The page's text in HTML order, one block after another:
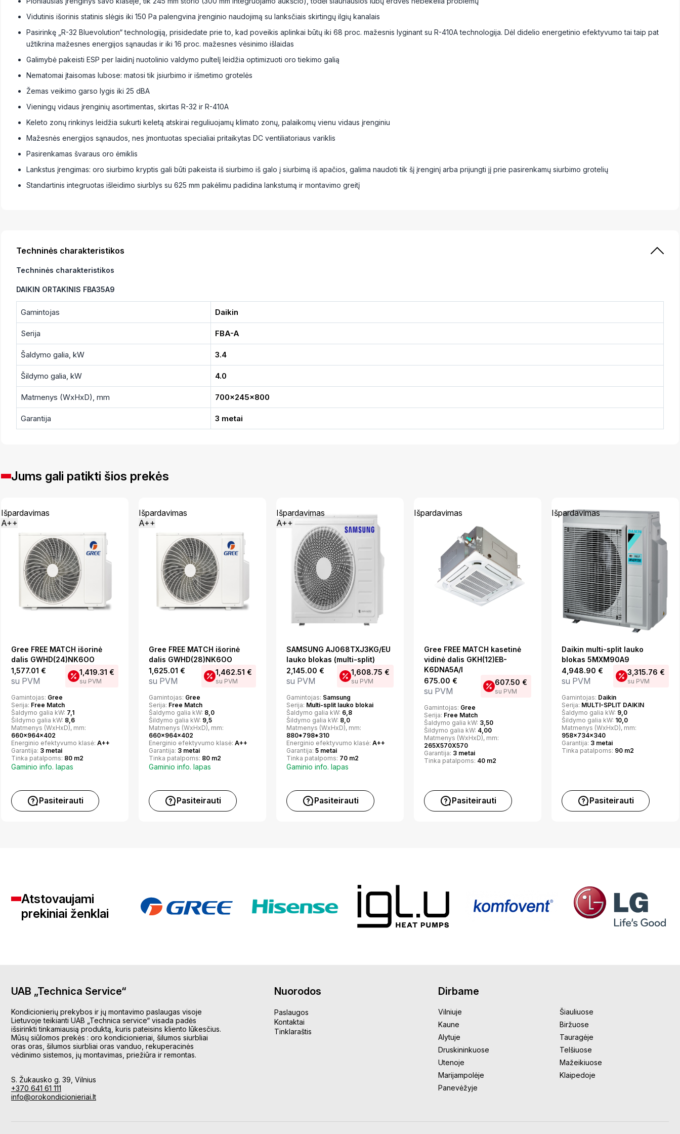
Vidutinis išorinis statinis slėgis iki 150 Pa palengvina įrenginio naudojimą su lanksčiais skirtingų ilgių kanalais
Pasirinkę „R-32 Bluevolution“ technologiją, prisidedate prie to, kad poveikis aplinkai būtų iki 68 proc. mažesnis lyginant su R-410A technologija. Dėl didelio energetinio efektyvumo tai taip pat
užtikrina mažesnes energijos sąnaudas ir iki 16 proc. mažesnes vėsinimo išlaidas
Galimybė pakeisti ESP per laidinį nuotolinio valdymo pultelį leidžia optimizuoti oro tiekimo galią
Nematomai įtaisomas lubose: matosi tik įsiurbimo ir išmetimo grotelės
Žemas veikimo garso lygis iki 25 dBA
Vieningų vidaus įrenginių asortimentas, skirtas R-32 ir R-410A
Keleto zonų rinkinys leidžia sukurti keletą atskirai reguliuojamų klimato zonų, palaikomų vienu vidaus įrenginiu
Mažesnės energijos sąnaudos, nes įmontuotas specialiai pritaikytas DC ventiliatoriaus variklis
Pasirenkamas švaraus oro ėmiklis
Lankstus įrengimas: oro siurbimo kryptis gali būti pakeista iš siurbimo iš galo į siurbimą iš apačios, galima naudoti tik šį įrenginį arba prijungti jį prie pasirenkamų siurbimo grotelių
Standartinis integruotas išleidimo siurblys su 625 mm pakėlimu padidina lankstumą ir montavimo greitį
Techninės charakteristikos
Techninės charakteristikos
DAIKIN ORTAKINIS FBA35A9
Gamintojas Daikin
Serija FBA-A
Šaldymo galia, kW 3.4
Šildymo galia, kW 4.0
Matmenys (WxHxD), mm 700x245x800
Garantija 3 metai
Jums gali patikti šios prekės
Išpardavimas
A++
Gree FREE MATCH išorinė
dalis GWHD(24)NK6OO
1,577.01 €
su PVM
1,419.31 €
su PVM
Gamintojas: Gree
Serija: Free Match
Šaldymo galia kW: 7,1
Šildymo galia kW: 8,6
Matmenys (WxHxD), mm:
660x964x402
Energinio efektyvumo klasė: A++
Garantija: 3 metai
Tinka patalpoms: 80 m2
Gaminio info. lapas
Pasiteirauti
Išpardavimas
A++
Gree FREE MATCH išorinė
dalis GWHD(28)NK6OO
1,625.01 €
su PVM
1,462.51 €
su PVM
Gamintojas: Gree
Serija: Free Match
Šaldymo galia kW: 8,0
Šildymo galia kW: 9,5
Matmenys (WxHxD), mm:
660x964x402
Energinio efektyvumo klasė: A++
Garantija: 3 metai
Tinka patalpoms: 80 m2
Gaminio info. lapas
Pasiteirauti
Išpardavimas
A++
SAMSUNG AJ068TXJ3KG/EU
lauko blokas (multi-split)
2,145.00 €
su PVM
1,608.75 €
su PVM
Gamintojas: Samsung
Serija: Multi-split lauko blokai
Šaldymo galia kW: 6,8
Šildymo galia kW: 8,0
Matmenys (WxHxD), mm:
880*798*310
Energinio efektyvumo klasė: A++
Garantija: 5 metai
Tinka patalpoms: 70 m2
Gaminio info. lapas
Pasiteirauti
Išpardavimas
Gree FREE MATCH kasetinė
vidinė dalis GKH(12)EB-
K6DNA5A/I
675.00 €
su PVM
607.50 €
su PVM
Gamintojas: Gree
Serija: Free Match
Šaldymo galia kW: 3,50
Šildymo galia kW: 4,00
Matmenys (WxHxD), mm:
265X570X570
Garantija: 3 metai
Tinka patalpoms: 40 m2
Pasiteirauti
Išpardavimas
Daikin multi-split lauko
blokas 5MXM90A9
4,948.90 €
su PVM
3,315.76 €
su PVM
Gamintojas: Daikin
Serija: MULTI-SPLIT DAIKIN
Šaldymo galia kW: 9,0
Šildymo galia kW: 10,0
Matmenys (WxHxD), mm:
958x734x340
Garantija: 3 metai
Tinka patalpoms: 90 m2
Pasiteirauti
Atstovaujami
prekiniai ženklai
UAB „Technica Service“
Kondicionierių prekybos ir jų montavimo paslaugas visoje
Lietuvoje teikianti UAB „Technica service“ visada padės
išsirinkti tinkamiausią produktą, kuris pateisins kliento lūkesčius.
Mūsų siūlomos prekės : oro kondicionieriai, šilumos siurbliai
oras oras, šilumos siurbliai oras vanduo, rekuperacinės
vėdinimo sistemos, jų montavimas, priežiūra ir remontas.
S. Žukausko g. 39, Vilnius
+370 641 61 111
info@orokondicionieriai.lt
Nuorodos
Paslaugos
Kontaktai
Tinklaraštis
Dirbame
Vilniuje
Šiauliuose
Kaune
Biržuose
Alytuje
Tauragėje
Druskininkuose
Telšiuose
Utenoje
Mažeikiuose
Marijampolėje
Klaipedoje
Panevėžyje